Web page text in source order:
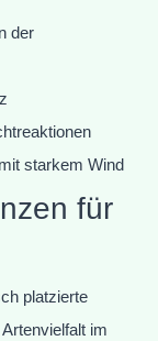
der
starkem Wind
für
platzierte
im